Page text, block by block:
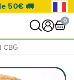
50€ 🚛
0
VOIR PANIER
CBG